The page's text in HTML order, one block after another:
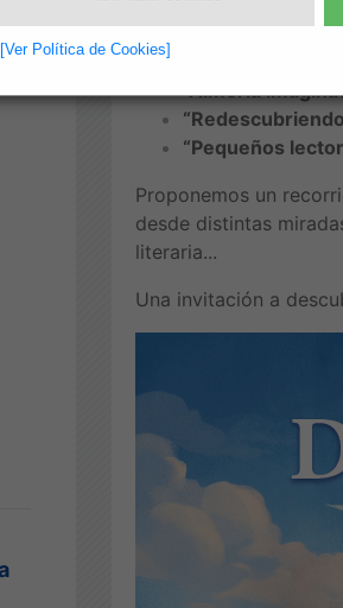
[Ver Política de Cookies]
“Almería
“Pequeños
Proponemos un
desde distintas
literaria...
Una invitación a